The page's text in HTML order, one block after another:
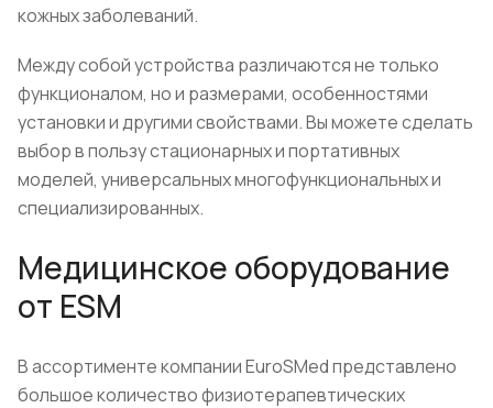
кожных заболеваний.
Между собой устройства различаются не только
функционалом, но и размерами, особенностями
установки и другими свойствами. Вы можете сделать
выбор в пользу стационарных и портативных
моделей, универсальных многофункциональных и
специализированных.
Медицинское оборудование
от ESM
В ассортименте компании EuroSMed представлено
большое количество физиотерапевтических